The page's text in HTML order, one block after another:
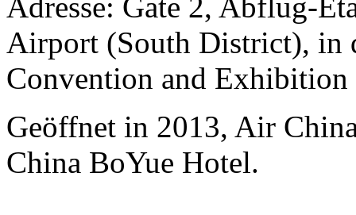
Airport (South District), in
Convention and Exhibition
Geöffnet in 2013, Air
China BoYue Hotel.